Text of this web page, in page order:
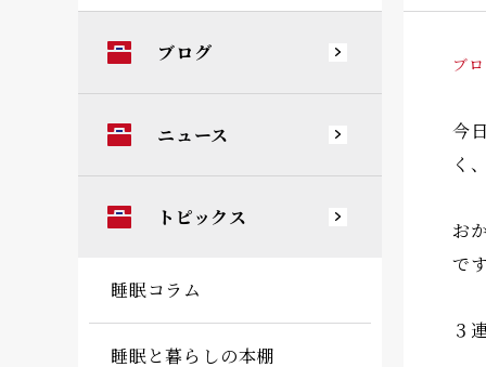
ブ
今
く
お
で
３
ブログ
ニュース
トピックス
睡眠コラム
睡眠と暮らしの本棚